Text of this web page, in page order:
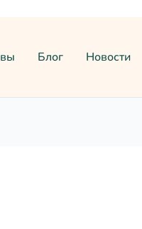
Блог Новости